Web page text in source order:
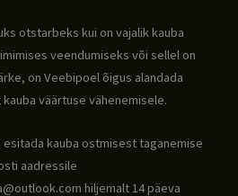
otstarbeks kui on vajalik kauba
veendumiseks või sellel on
on Veebipoel õigus alandada
väärtuse vähenemisele.
kauba ostmisest taganemise
aadressile
hiljemalt 14 päeva